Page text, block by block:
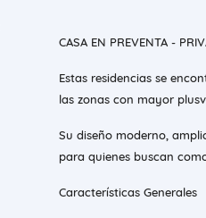
CASA EN PREVENTA -
Estas residencias se
las zonas con mayor
Su diseño moderno,
para quienes buscan
Características Generales